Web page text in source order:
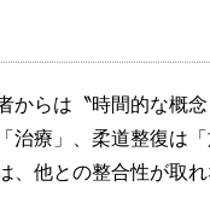
からは〝時間的な概
治療」、柔道整復は
、他との整合性が取